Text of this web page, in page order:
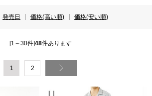
発売日 価格(高い順) 価格(安い順)
[1～30件]48件あります
1 2